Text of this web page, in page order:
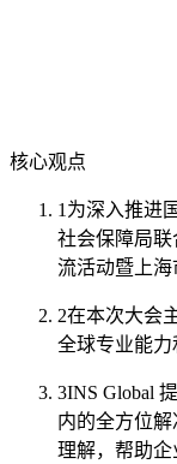
核心观点
1 为深入推进
社会保障局
流活动暨上
2在本次大会
全球专业能力
3INS Global
内的全方位
理解，帮助